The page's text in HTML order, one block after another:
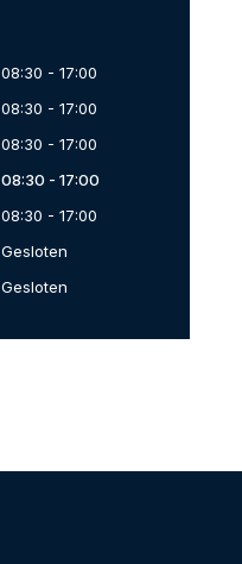
08:30 - 17:00
08:30 - 17:00
08:30 - 17:00
08:30 - 17:00
08:30 - 17:00
Gesloten
Gesloten